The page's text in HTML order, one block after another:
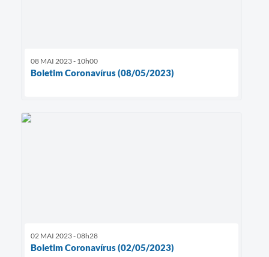
08 MAI 2023 - 10h00
Boletim Coronavírus (08/05/2023)
02 MAI 2023 - 08h28
Boletim Coronavírus (02/05/2023)